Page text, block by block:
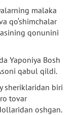
malaka
qo‘shimchalar
qonunini
Yaponiya Bosh
qabul qildi.
sheriklaridan biri
tovar
oshgan.